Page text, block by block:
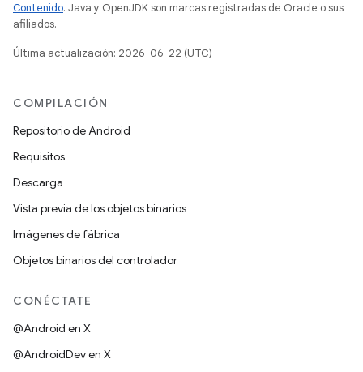
Contenido. Java y OpenJDK son marcas registradas de Oracle o sus
afiliados.
Última actualización: 2026-06-22 (UTC)
COMPILACIÓN
Repositorio de Android
Requisitos
Descarga
Vista previa de los objetos binarios
Imágenes de fábrica
Objetos binarios del controlador
CONÉCTATE
@Android en X
@AndroidDev en X